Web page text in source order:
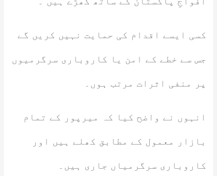
کسی ایسے اقدام کی حمایت نہیں کریں گے
جس سے خطے کے امن یا کاروباری سرگرمیوں
پر منفی اثرات مرتب ہوں۔
انہوں نے واضح کیا کہ میرپور کے تمام
بازار معمول کے مطابق کھلے ہیں اور
کاروباری سرگرمیاں جاری ہیں۔